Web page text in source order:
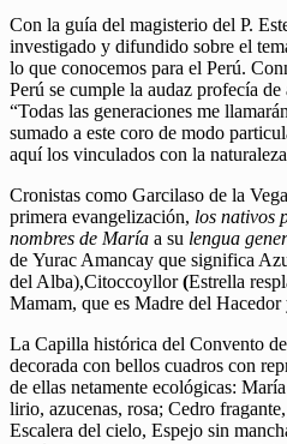
Con la guía del magisterio del P.
investigado y difundido sobre el
lo que conocemos para el Perú.
Perú se cumple la audaz profecía
“Todas las generaciones me
sumado a este coro de modo
aquí los vinculados con la
Cronistas como Garcilaso de la
primera evangelización, los nativos
nombres de María a su lengua
de Yurac Amancay que significa
del Alba),Citoccoyllor(Estrella
Mamam, que es Madre del
La Capilla histórica del Convento
decorada con bellos cuadros con
de ellas netamente ecológicas:
lirio, azucenas, rosa; Cedro
Escalera del cielo, Espejo sin